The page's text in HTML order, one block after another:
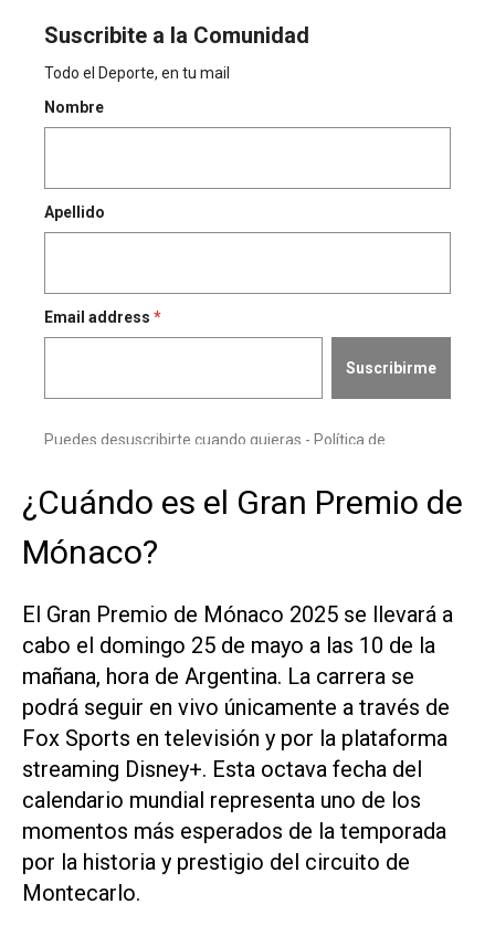
¿Cuándo es el Gran Premio de
Mónaco?
El Gran Premio de Mónaco 2025 se llevará a
cabo el domingo 25 de mayo a las 10 de la
mañana, hora de Argentina. La carrera se
podrá seguir en vivo únicamente a través de
Fox Sports en televisión y por la plataforma
streaming Disney+. Esta octava fecha del
calendario mundial representa uno de los
momentos más esperados de la temporada
por la historia y prestigio del circuito de
Montecarlo.